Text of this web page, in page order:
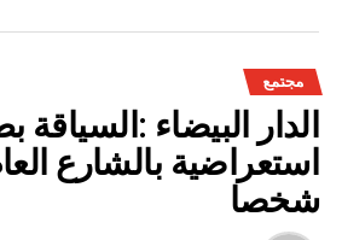
وتعكس هذه المعطيات الأثر الإيجابي على
الوطنية،والفرشة المئية عموما ووقعها
سنوات الجفاف .
مجتمع
الدار البيضاء :السياقة
استعراضية بالشارع
شخصا